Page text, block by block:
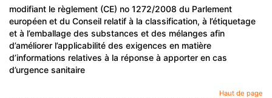
modifiant le règlement (CE) no 1272/2008 du Parlement
européen et du Conseil relatif à la classification, à l’étiquetage
et à l’emballage des substances et des mélanges afin
d’améliorer l’applicabilité des exigences en matière
d’informations relatives à la réponse à apporter en cas
d’urgence sanitaire
Haut de page